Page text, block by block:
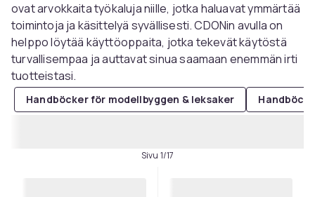
ovat arvokkaita työkaluja niille, jotka haluavat ymmärtää
toimintoja ja käsittelyä syvällisesti. CDONin avulla on
helppo löytää käyttöoppaita, jotka tekevät käytöstä
turvallisempaa ja auttavat sinua saamaan enemmän irti
tuotteistasi.
Handböcker för modellbyggen & leksaker
Sivu 1/17